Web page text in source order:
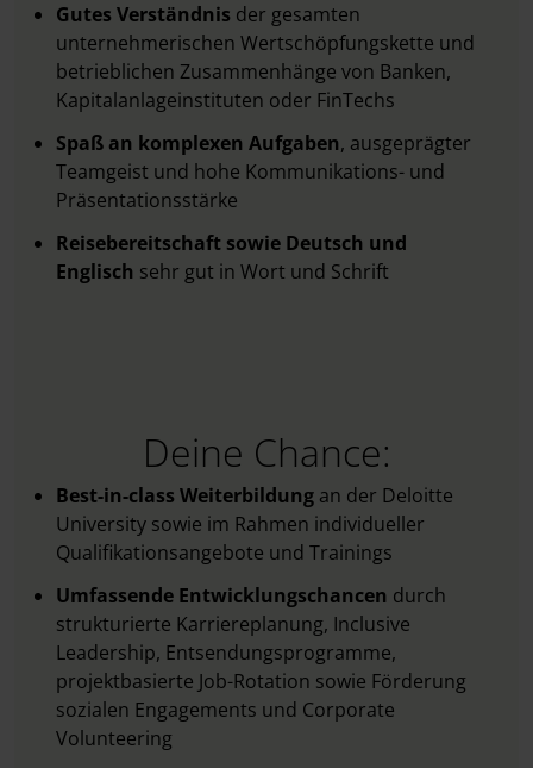
Gutes Verständnis der gesamten
unternehmerischen Wertschöpfungskette und
betrieblichen Zusammenhänge von Banken,
Kapitalanlageinstituten oder FinTechs
Spaß an komplexen Aufgaben, ausgeprägter
Teamgeist und hohe Kommunikations- und
Präsentationsstärke
Reisebereitschaft sowie Deutsch und
Englisch sehr gut in Wort und Schrift
Deine Chance:
Best-in-class Weiterbildung an der Deloitte
University sowie im Rahmen individueller
Qualifikationsangebote und Trainings
Umfassende Entwicklungschancen durch
strukturierte Karriereplanung, Inclusive
Leadership, Entsendungsprogramme,
projektbasierte Job-Rotation sowie Förderung
sozialen Engagements und Corporate
Volunteering